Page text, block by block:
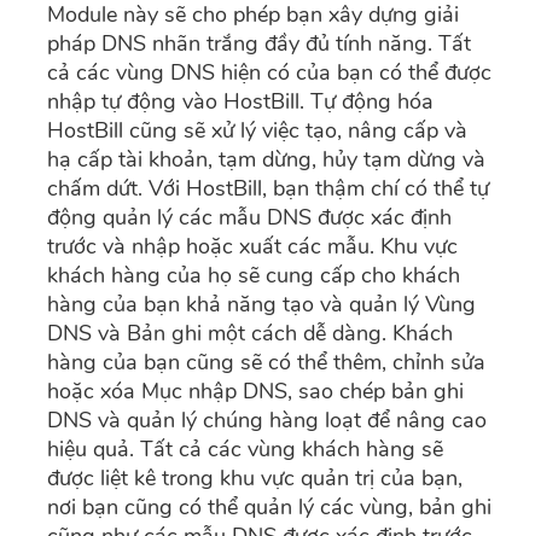
Module này sẽ cho phép bạn xây dựng giải
pháp DNS nhãn trắng đầy đủ tính năng. Tất
cả các vùng DNS hiện có của bạn có thể được
nhập tự động vào HostBill. Tự động hóa
HostBill cũng sẽ xử lý việc tạo, nâng cấp và
hạ cấp tài khoản, tạm dừng, hủy tạm dừng và
chấm dứt. Với HostBill, bạn thậm chí có thể tự
động quản lý các mẫu DNS được xác định
trước và nhập hoặc xuất các mẫu. Khu vực
khách hàng của họ sẽ cung cấp cho khách
hàng của bạn khả năng tạo và quản lý Vùng
DNS và Bản ghi một cách dễ dàng. Khách
hàng của bạn cũng sẽ có thể thêm, chỉnh sửa
hoặc xóa Mục nhập DNS, sao chép bản ghi
DNS và quản lý chúng hàng loạt để nâng cao
hiệu quả. Tất cả các vùng khách hàng sẽ
được liệt kê trong khu vực quản trị của bạn,
nơi bạn cũng có thể quản lý các vùng, bản ghi